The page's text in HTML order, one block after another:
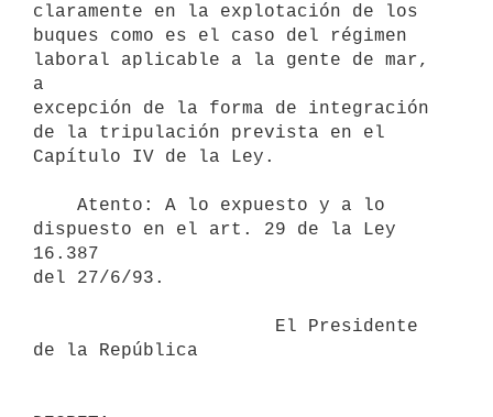
claramente en la explotación de los
buques como es el caso del régimen
laboral aplicable a la gente de mar,
a
excepción de la forma de integración
de la tripulación prevista en el
Capítulo IV de la Ley.
dispuesto en el art. 29 de la Ley
16.387
del 27/6/93.
de la República